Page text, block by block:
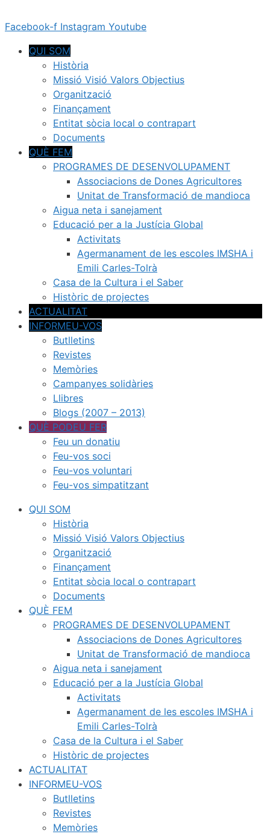
al
Facebook-f Instagram Youtube
QUI SOM
Història
Missió Visió Valors Objectius
Organització
Finançament
Entitat sòcia local o contrapart
Documents
QUÈ FEM
PROGRAMES DE DESENVOLUPAMENT
Associacions de Dones Agricultores
Unitat de Transformació de mandioca
Aigua neta i sanejament
Educació per a la Justícia Global
Activitats
Agermanament de les escoles IMSHA i
Emili Carles-Tolrà
Casa de la Cultura i el Saber
Històric de projectes
ACTUALITAT
INFORMEU-VOS
Butlletins
Revistes
Memòries
Campanyes solidàries
Llibres
Blogs (2007 – 2013)
QUÈ PODEU FER
Feu un donatiu
Feu-vos soci
Feu-vos voluntari
Feu-vos simpatitzant
QUI SOM
Història
Missió Visió Valors Objectius
Organització
Finançament
Entitat sòcia local o contrapart
Documents
QUÈ FEM
PROGRAMES DE DESENVOLUPAMENT
Associacions de Dones Agricultores
Unitat de Transformació de mandioca
Aigua neta i sanejament
Educació per a la Justícia Global
Activitats
Agermanament de les escoles IMSHA i
Emili Carles-Tolrà
Casa de la Cultura i el Saber
Històric de projectes
ACTUALITAT
INFORMEU-VOS
Butlletins
Revistes
Memòries